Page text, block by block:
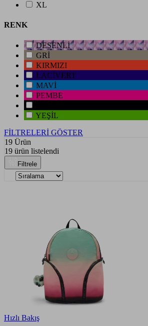
XL
RENK
DESENLİ
GRİ
KIRMIZI
LACİVERT
MAVİ
PEMBE
YEŞİL
FİLTRELERİ GÖSTER
19 Ürün
19 ürün listelendi
Filtrele
Hızlı Bakış